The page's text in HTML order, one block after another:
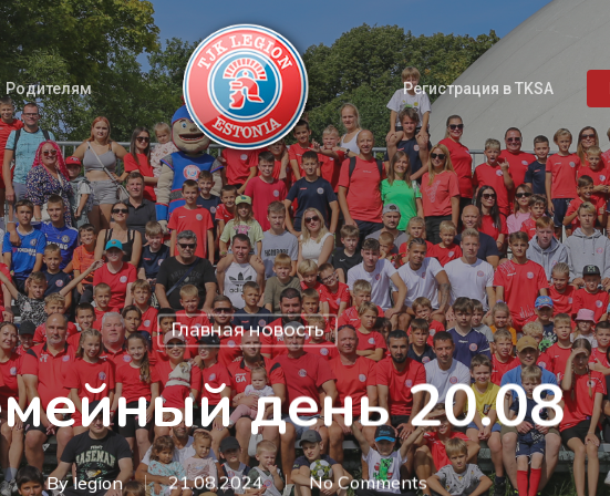
Родителям Регистрация в TKSA
Главная новость
день 20.08
By legion 21.08.2024 No Comments